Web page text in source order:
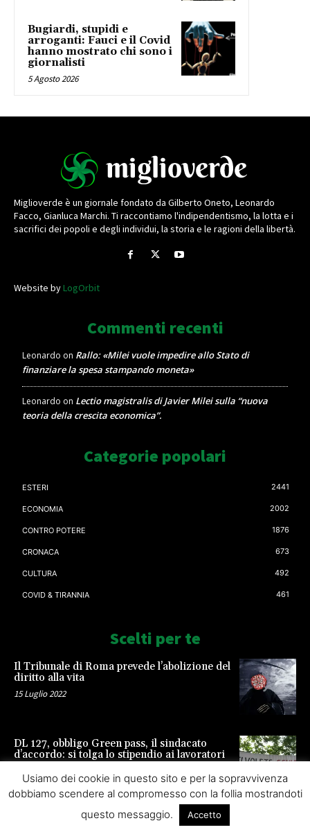
Bugiardi, stupidi e
arroganti: Fauci e il Covid
hanno mostrato chi sono i
giornalisti
5 Agosto 2026
Miglioverde è un giornale fondato da Gilberto Oneto, Leonardo
Facco, Gianluca Marchi. Ti raccontiamo l'indipendentismo, la lotta e i
sacrifici dei popoli e degli individui, la storia e le ragioni della libertà.
Website byLogOrbit
Commenti recenti
Leonardo on Rallo: «Milei vuole impedire allo Stato di
finanziare la spesa stampando moneta»
Leonardo on Lectio magistralis di Javier Milei sulla “nuova
teoria della crescita economica”.
Categorie popolari
ESTERI 2441
ECONOMIA 2002
CONTRO POTERE 1876
CRONACA 673
CULTURA 492
COVID & TIRANNIA 461
Scelti per te
Il Tribunale di Roma prevede l’abolizione del
diritto alla vita
15 Luglio 2022
DL 127, obbligo Green pass, il sindacato
d’accordo: si tolga lo stipendio ai lavoratori
Usiamo dei cookie in questo sito e per la sopravvivenza
dobbiamo scendere al compromesso con la follia mostrandoti
questo messaggio.
Accetto